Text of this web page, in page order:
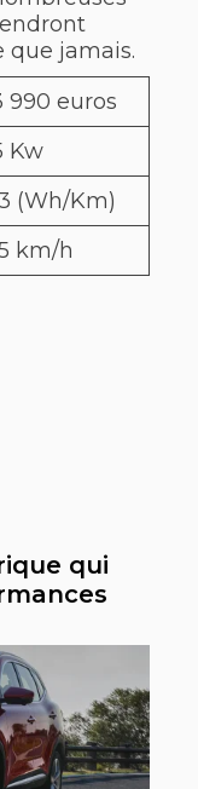
que jamais.
990 euros
Kw
(Wh/Km)
km/h
qui